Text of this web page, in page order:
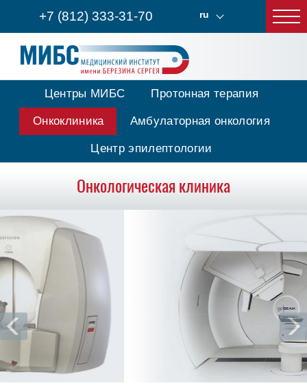
Центры МИБС Протонная терапия
Онкоклиника Амбулаторная онкология
Центр эпилептологии
+7 (812) 333-31-70 ru
Онкологическая клиника